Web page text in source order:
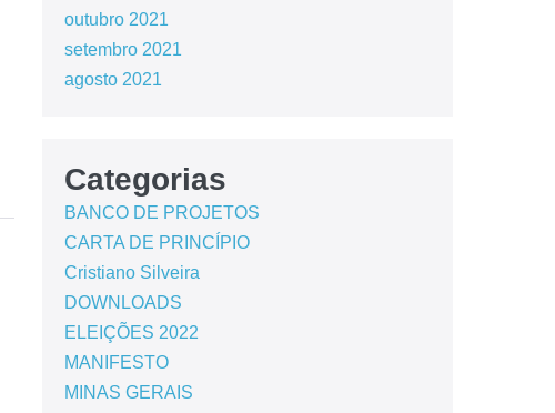
outubro 2021
setembro 2021
agosto 2021
Categorias
BANCO DE PROJETOS
CARTA DE PRINCÍPIO
Cristiano Silveira
DOWNLOADS
ELEIÇÕES 2022
MANIFESTO
MINAS GERAIS